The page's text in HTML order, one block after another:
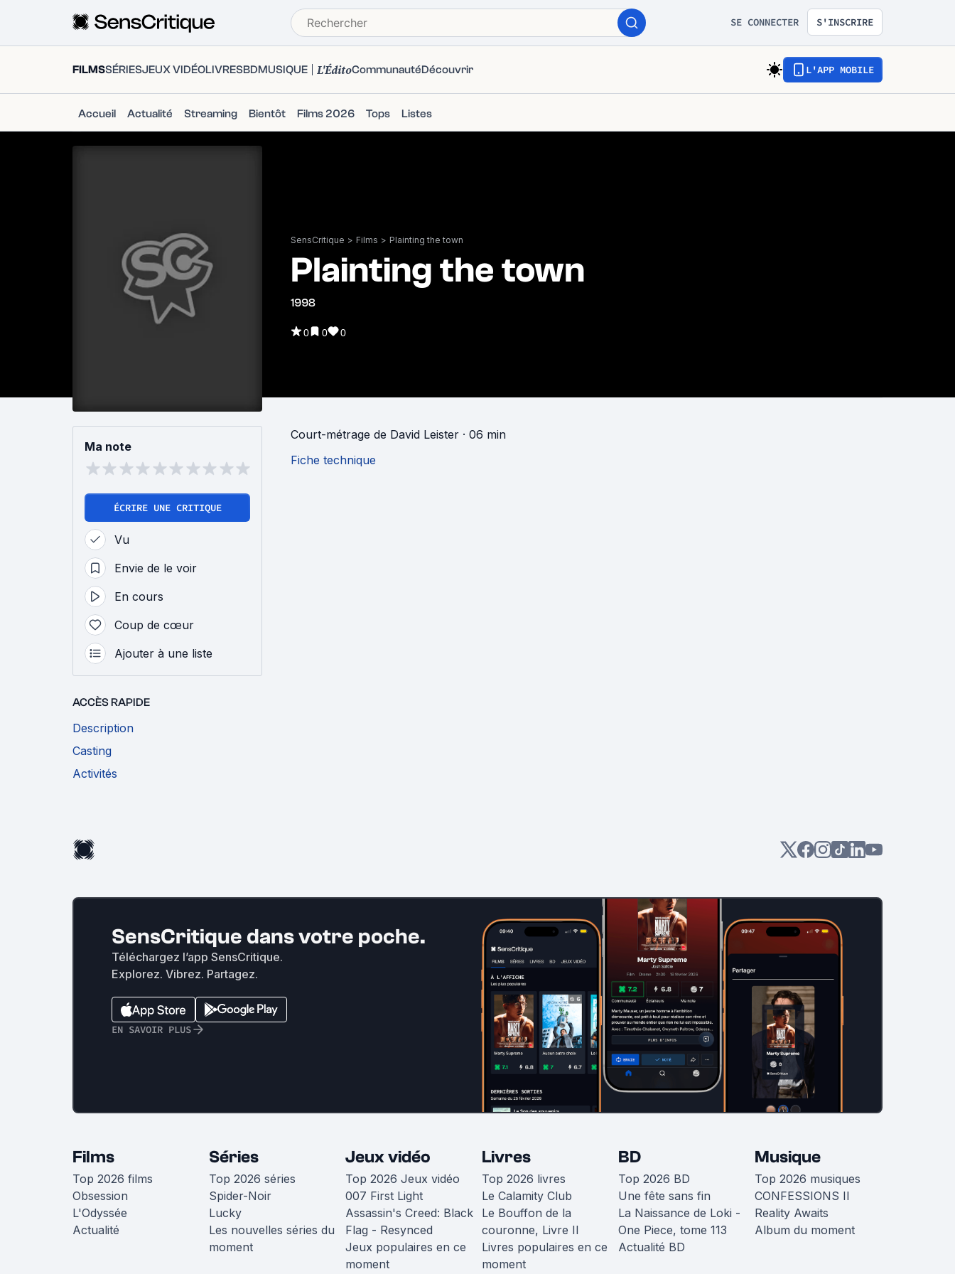
SE CONNECTER S'INSCRIRE
FILMSSÉRIESJEUX VIDÉOLIVRESBDMUSIQUE L'ÉditoCommunautéDécouvrir L'APP MOBILE
Accueil Actualité Streaming Bientôt Films 2026 Tops Listes
SensCritique > Films > Plainting the town
Plainting the town
1998
0 0 0
Ma note
ÉCRIRE UNE CRITIQUE
Vu
Envie de le voir
En cours
Coup de cœur
Ajouter à une liste
ACCÈS RAPIDE
Description
Casting
Activités
Court-métrage de David Leister · 06 min
Fiche technique
SensCritique dans votre poche.
Téléchargez l’app SensCritique.
Explorez. Vibrez. Partagez.
EN SAVOIR PLUS
Films
Top 2026 films
Obsession
L'Odyssée
Actualité
Séries
Top 2026 séries
Spider-Noir
Lucky
Les nouvelles séries du
moment
Jeux vidéo
Top 2026 Jeux vidéo
007 First Light
Assassin's Creed: Black
Flag - Resynced
Jeux populaires en ce
moment
Livres
Top 2026 livres
Le Calamity Club
Le Bouffon de la
couronne, Livre II
Livres populaires en ce
moment
BD
Top 2026 BD
Une fête sans fin
La Naissance de Loki -
One Piece, tome 113
Actualité BD
Musique
Top 2026 musiques
CONFESSIONS II
Reality Awaits
Album du moment